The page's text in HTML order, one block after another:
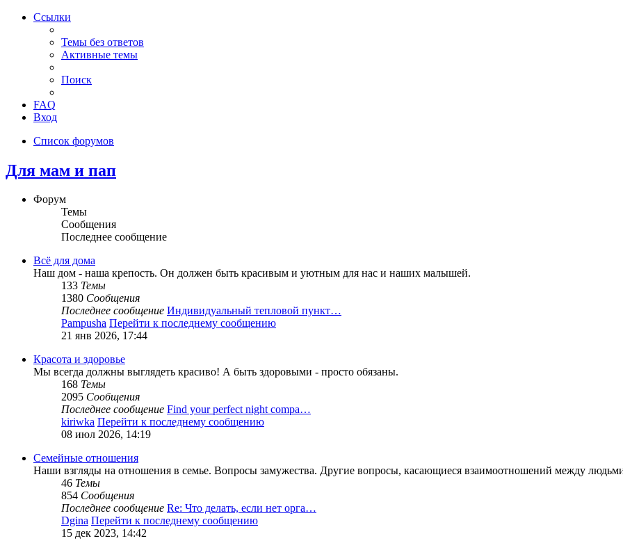
Ссылки
Темы без ответов
Активные темы
Поиск
FAQ
Вход
Список форумов
Для мам и пап
Форум
Темы
Сообщения
Последнее сообщение
Всё для дома
Наш дом - наша крепость. Он должен быть красивым и уютным для нас и наших малышей.
133 Темы
1380 Сообщения
Последнее сообщение Индивидуальный тепловой пункт…
Pampusha Перейти к последнему сообщению
21 янв 2026, 17:44
Красота и здоровье
Мы всегда должны выглядеть красиво! А быть здоровыми - просто обязаны.
168 Темы
2095 Сообщения
Последнее сообщение Find your perfect night compa…
kiriwka Перейти к последнему сообщению
08 июл 2026, 14:19
Семейные отношения
Наши взгляды на отношения в семье. Вопросы замужества. Другие вопросы, касающиеся взаимоотношений между
46 Темы
854 Сообщения
Последнее сообщение Re: Что делать, если нет орга…
Dgina Перейти к последнему сообщению
15 дек 2023, 14:42